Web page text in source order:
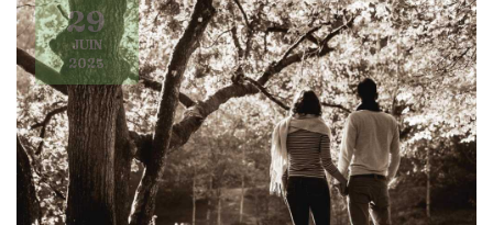
29
JUIN
2025